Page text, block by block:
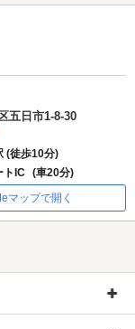
五日市1-8-30
(徒歩10分)
トIC (車20分)
マップで開く